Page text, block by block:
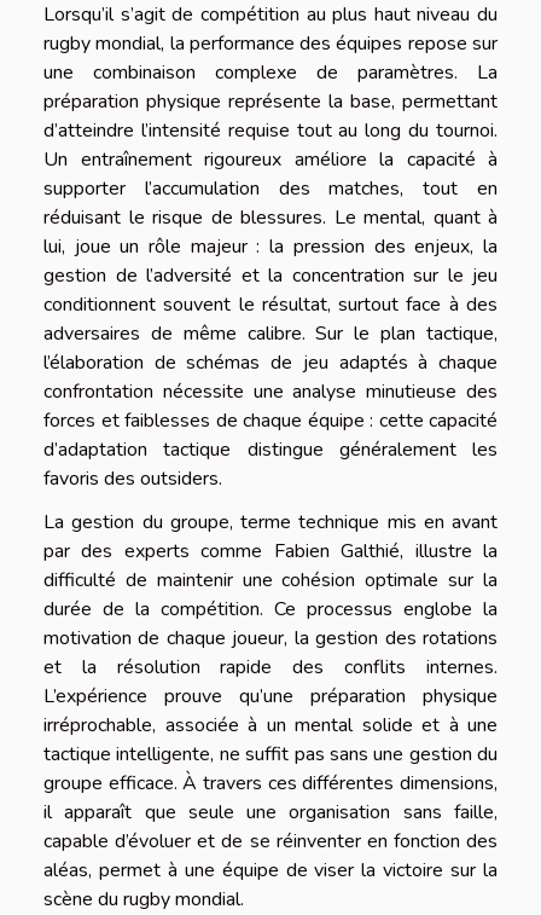
Lorsqu’il s’agit de compétition au plus haut niveau du
rugby mondial, la performance des équipes repose sur
une combinaison complexe de paramètres. La
préparation physique représente la base, permettant
d’atteindre l’intensité requise tout au long du tournoi.
Un entraînement rigoureux améliore la capacité à
supporter l’accumulation des matches, tout en
réduisant le risque de blessures. Le mental, quant à
lui, joue un rôle majeur : la pression des enjeux, la
gestion de l’adversité et la concentration sur le jeu
conditionnent souvent le résultat, surtout face à des
adversaires de même calibre. Sur le plan tactique,
l’élaboration de schémas de jeu adaptés à chaque
confrontation nécessite une analyse minutieuse des
forces et faiblesses de chaque équipe : cette capacité
d’adaptation tactique distingue généralement les
favoris des outsiders.
La gestion du groupe, terme technique mis en avant
par des experts comme Fabien Galthié, illustre la
difficulté de maintenir une cohésion optimale sur la
durée de la compétition. Ce processus englobe la
motivation de chaque joueur, la gestion des rotations
et la résolution rapide des conflits internes.
L’expérience prouve qu’une préparation physique
irréprochable, associée à un mental solide et à une
tactique intelligente, ne suffit pas sans une gestion du
groupe efficace. À travers ces différentes dimensions,
il apparaît que seule une organisation sans faille,
capable d’évoluer et de se réinventer en fonction des
aléas, permet à une équipe de viser la victoire sur la
scène du rugby mondial.